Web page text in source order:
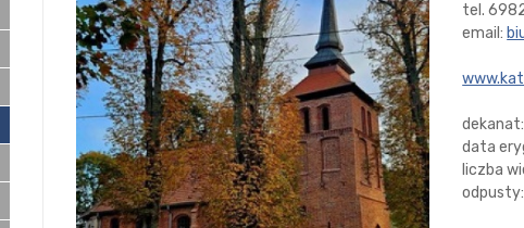
tel.
email:
data
liczba